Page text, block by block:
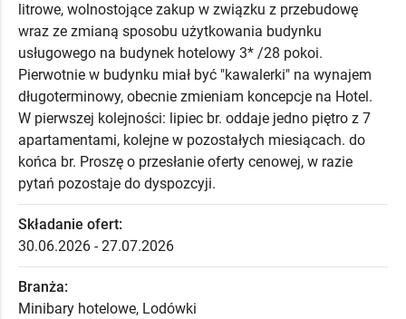
litrowe, wolnostojące zakup w związku z przebudowę
wraz ze zmianą sposobu użytkowania budynku
usługowego na budynek hotelowy 3* /28 pokoi.
Pierwotnie w budynku miał być "kawalerki" na wynajem
długoterminowy, obecnie zmieniam koncepcje na Hotel.
W pierwszej kolejności: lipiec br. oddaje jedno piętro z 7
apartamentami, kolejne w pozostałych miesiącach. do
końca br. Proszę o przesłanie oferty cenowej, w razie
pytań pozostaje do dyspozcyji.
Składanie ofert:
30.06.2026 - 27.07.2026
Branża:
Minibary hotelowe, Lodówki